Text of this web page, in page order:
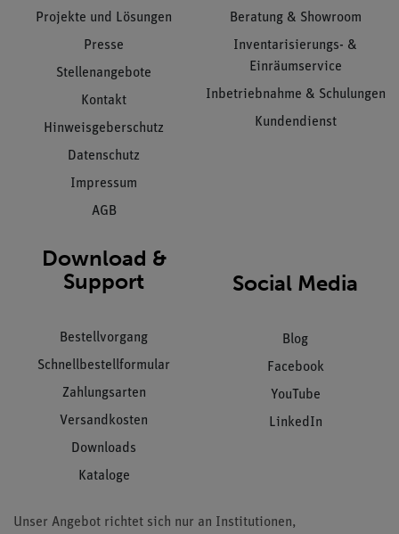
Projekte und Lösungen
Presse
Stellenangebote
Kontakt
Hinweisgeberschutz
Datenschutz
Impressum
AGB
Beratung & Showroom
Inventarisierungs- &
Einräumservice
Inbetriebnahme & Schulungen
Kundendienst
Download &
Support
Bestellvorgang
Schnellbestellformular
Zahlungsarten
Versandkosten
Downloads
Kataloge
Social Media
Blog
Facebook
YouTube
LinkedIn
Unser Angebot richtet sich nur an Institutionen,